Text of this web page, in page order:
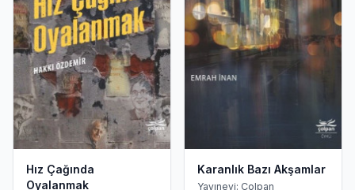
Hız Çağında
Oyalanmak
Karanlık Bazı Akşamlar
Yayınevi: Çolpan